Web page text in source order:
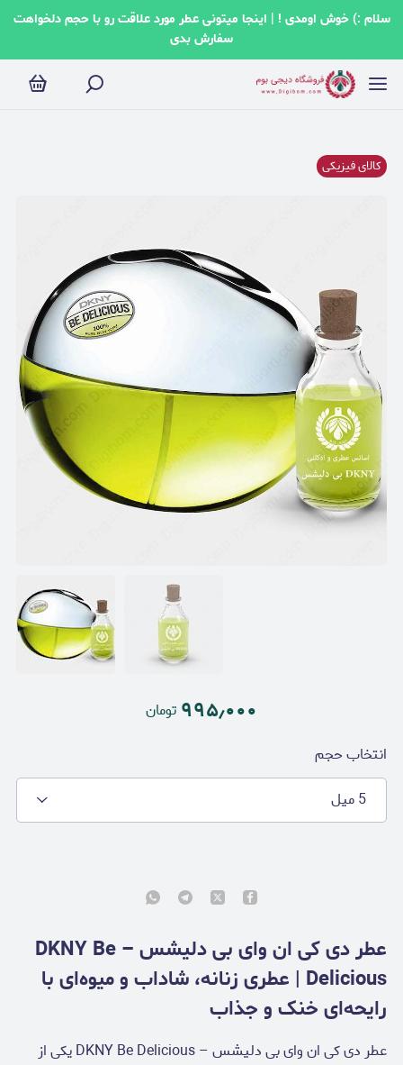
سلام :) خوش اومدی ! | اینجا میتونی عطر مورد علاقت رو با حجم دلخواهت
سفارش بدی
کالای فیزیکی
۹۹۵٫۰۰۰ تومان
انتخاب حجم
5 میل
عطر دی کی ان وای بی دلیشس – DKNY Be
Delicious | عطری زنانه، شاداب و میوه‌ای با
رایحه‌ای خنک و جذاب
عطر دی کی ان وای بی دلیشس – DKNY Be Delicious یکی از